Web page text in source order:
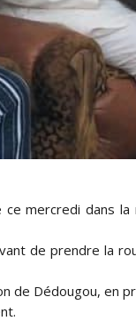
mercredi dans
de prendre la
de Dédougou,